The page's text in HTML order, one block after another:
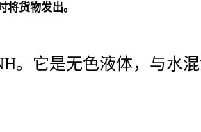
将货物发出。
。它是无色液体，与水